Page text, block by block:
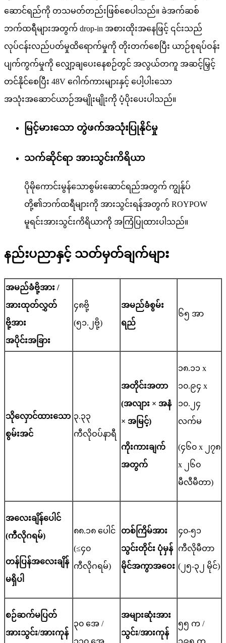
ဆောင်ရည်ကို တသမတ်တည်းဖြစ်စေပါသည်။ ခဲအက်ဆစ်
ဘက်ထရီများအတွက် drop-in အစားထိုးအနေဖြင့် ၎င်းသည်
လုပ်ငန်းလည်ပတ်မှုထိရောက်မှုကို တိုးတက်စေပြီး ယာဉ်စုရပ်ဝန်း
ပျက်ကွက်မှုကို လျှော့ချပေးနေစဉ်တွင် အလွယ်တကူ အဆင့်မြှင့်
တင်နိုင်စေပြီး 48V ဂေါက်ကားများနှင့် ပေါ့ပါးသော
အသုံးအဆောင်ယာဉ်အမျိုးမျိုးကို ပံ့ပိုးပေးပါသည်။
မြင့်မားသော တွဲဖက်အသုံးပြုနိုင်မှု
သက်ဆိုင်ရာ အားသွင်းကိရိယာ
ပိုမိုကောင်းမွန်သောစွမ်းဆောင်ရည်အတွက် ကျွန်ုပ်
တို့၏ဘက်ထရီများကို အားသွင်းရန်အတွက် ROYPOW
မူရင်းအားသွင်းကိရိယာကို အကြံပြုထားပါသည်။
နည်းပညာနှင့် သတ်မှတ်ချက်များ
အမည်ခံဗို့အား /
အားထုတ်လွှတ်
ဗို့အား
အပိုင်းအခြား
၄၈ဗို့
(၅၁.၂ဗို့)
အမည်ခံစွမ်း
ရည်
၆၅ အာ
သိုလှောင်ထားသော
စွမ်းအင်
၃.၃၃
ကီလိုဝပ်နာရီ
အတိုင်းအတာ
(အလျား × အနံ
× အမြင့်)
ကိုးကားချက်
အတွက်
၁၈.၁၁ x
၁၀.၉၄ x
၁၀.၂၄
လက်မ
(၄၆၀ x ၂၇၈
x ၂၆၀
မီလီမီတာ)
အလေးချိန်ပေါင်
(ကီလိုဂရမ်)
တန်ပြန်အလေးချိန်
မရှိပါ
၈၈.၁၈ ပေါင်
(≤၄၀
ကီလိုဂရမ်)
တစ်ကြိမ်အား
သွင်းတိုင်း ပုံမှန်
မိုင်အကွာအဝေး
၄၀-၅၁
ကီလိုမီတာ
(၂၅-၃၂ မိုင်)
စဉ်ဆက်မပြတ်
အားသွင်း/အားကုန်
၃၀ အေ /
အများဆုံးအား
သွင်း/အားကုန်
၅၅ က /